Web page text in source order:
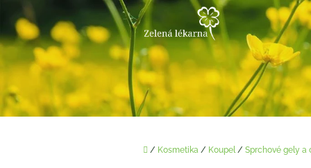
obsah
Domů
/ Kosmetika / Koupel / Sprchové gely a